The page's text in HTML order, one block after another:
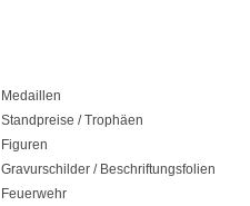
Medaillen
Standpreise / Trophäen
Figuren
Gravurschilder / Beschriftungsfolien
Feuerwehr